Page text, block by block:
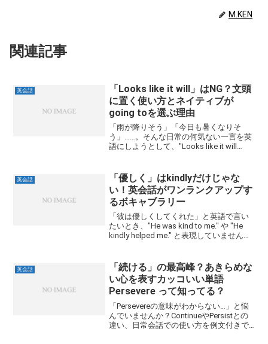
M.KEN
関連記事
英会話
「Looks like it will」はNG？文頭
に置く使い方とネイティブが
going toを選ぶ理由
「雨が降りそう」「今日も暑くなりそ
う」……。そんな日常の何気ない一言を英
語にしようとして、"Looks like it will
は少し不自然に響くことがあり...
英会話
「優しく」はkindlyだけじゃな
い！英会話がワンランクアップす
るボキャブラリー
「彼は優しくしてくれた」と英語で言い
たいとき、"He was kind to me." や "He
kindly helped me." と表現していません
たくさんあり...
英会話
「続ける」の最高峰？あきらめな
い心を表すカッコいい単語
Persevere って知ってる？
「Persevereの意味がわからない…」と悩
んでいませんか？ContinueやPersistとの
違い、日常会話での使い方を例文付きで